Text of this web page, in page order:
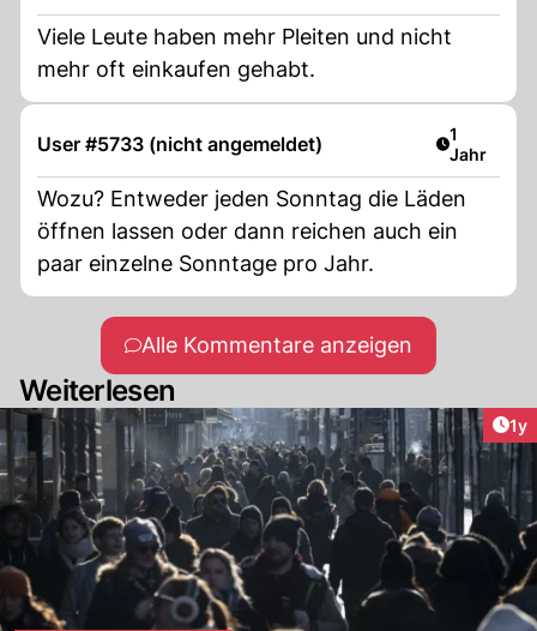
Viele Leute haben mehr Pleiten und nicht
mehr oft einkaufen gehabt.
User #5733 (nicht angemeldet) Artikel
1
Jahr
Wozu? Entweder jeden Sonntag die Läden
öffnen lassen oder dann reichen auch ein
paar einzelne Sonntage pro Jahr.
Alle Kommentare anzeigen
Weiterlesen
1y